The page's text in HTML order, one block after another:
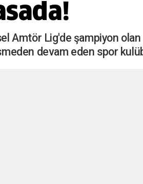
Amtör Lig'de şampiyon
devam eden spor